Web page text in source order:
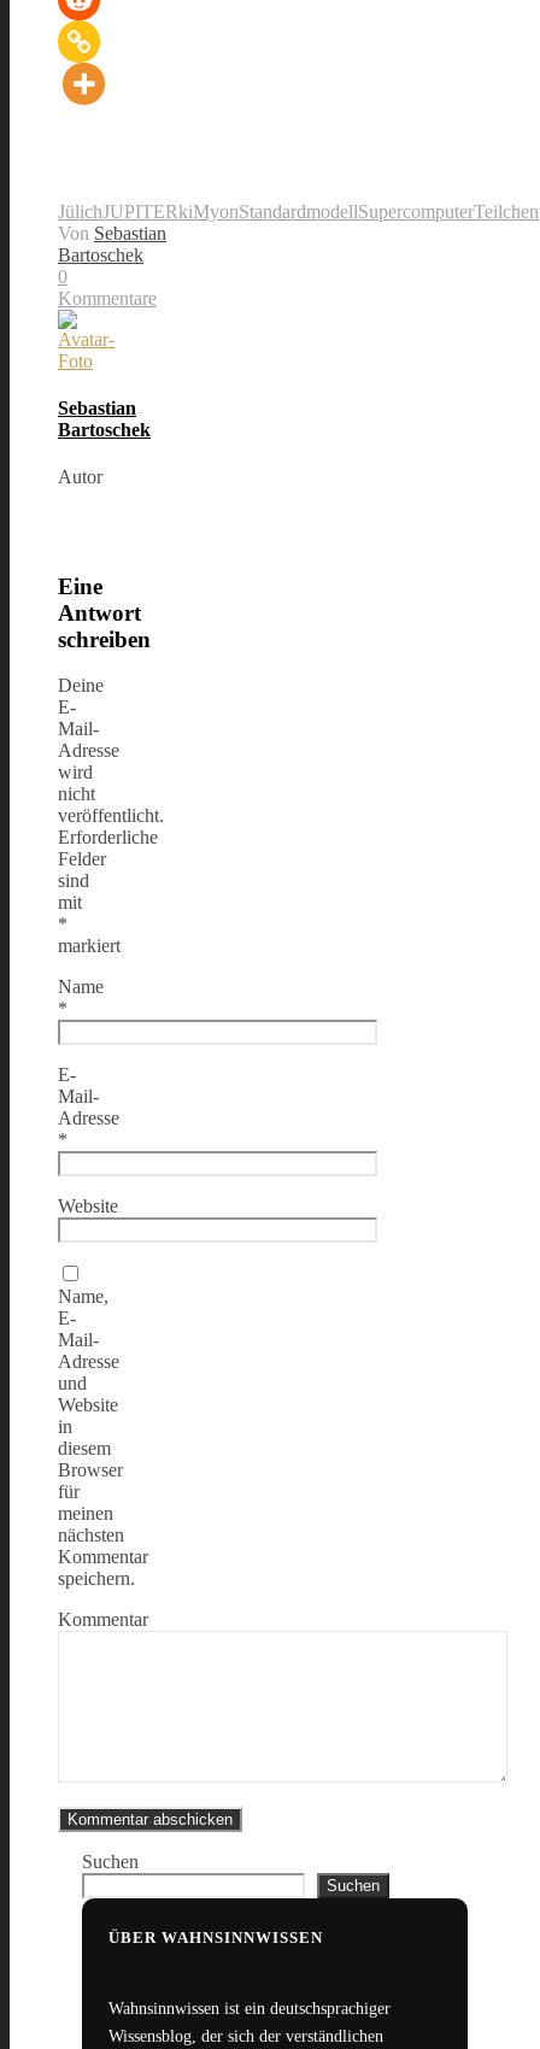
JülichJUPITERkiMyonStandardmodellSupercomputer
Von Sebastian
Bartoschek
0
Kommentare
Sebastian
Bartoschek
Autor
Eine
Antwort
schreiben
Deine
E-
Mail-
Adresse
wird
nicht
veröffentlicht.
Erforderliche
Felder
sind
mit
*
markiert
Name
*
E-
Mail-
Adresse
*
Website
Name,
E-
Mail-
Adresse
und
Website
in
diesem
Browser
für
meinen
nächsten
Kommentar
speichern.
Kommentar
Suchen
Suchen
ÜBER WAHNSINNWISSEN
Wahnsinnwissen ist ein deutschsprachiger
Wissensblog, der sich der verständlichen